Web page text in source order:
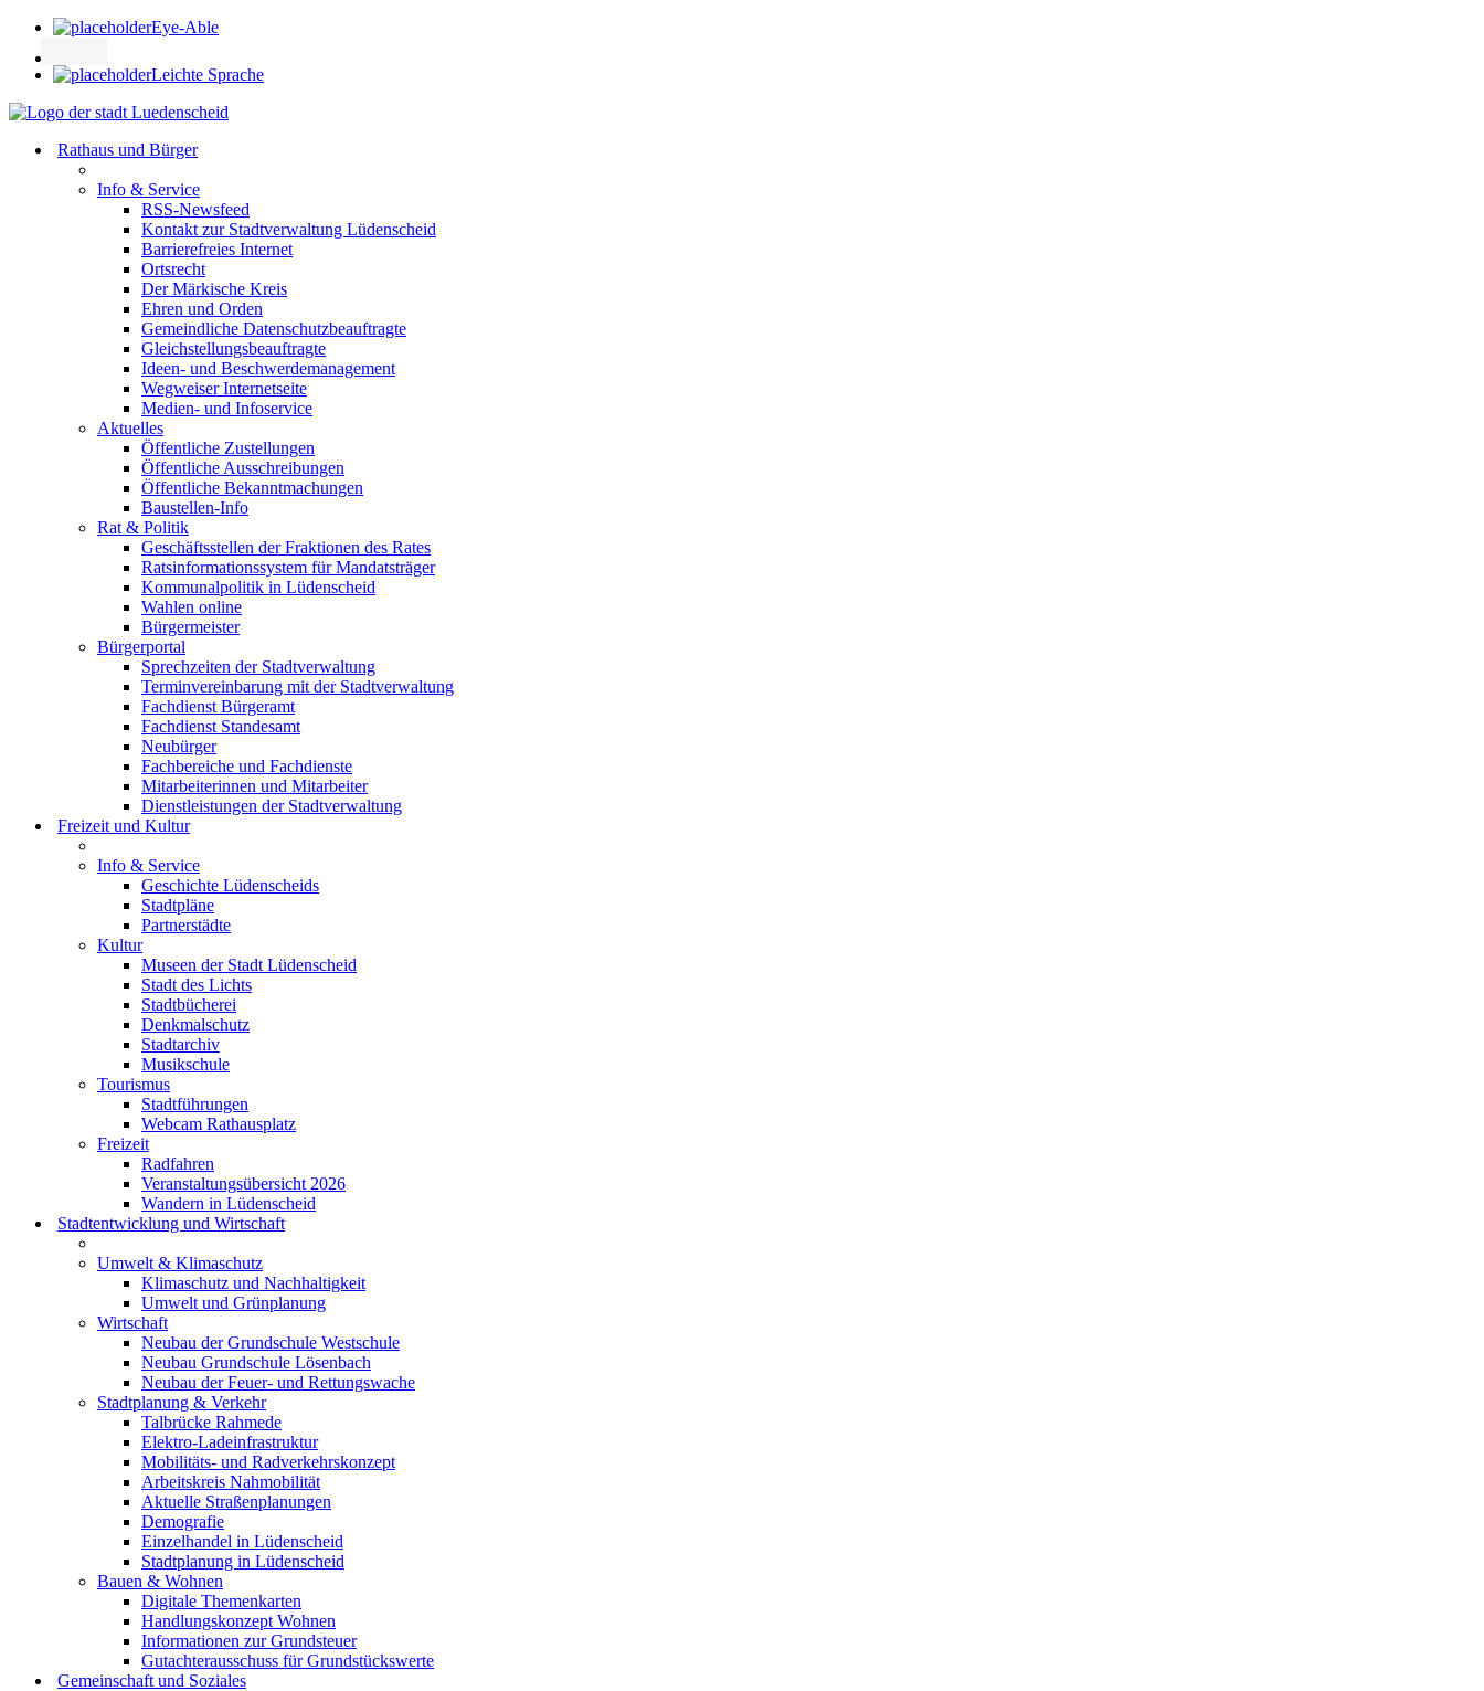
Eye-Able
Leichte Sprache
Rathaus und Bürger
Info & Service
RSS-Newsfeed
Kontakt zur Stadtverwaltung Lüdenscheid
Barrierefreies Internet
Ortsrecht
Der Märkische Kreis
Ehren und Orden
Gemeindliche Datenschutzbeauftragte
Gleichstellungsbeauftragte
Ideen- und Beschwerdemanagement
Wegweiser Internetseite
Medien- und Infoservice
Aktuelles
Öffentliche Zustellungen
Öffentliche Ausschreibungen
Öffentliche Bekanntmachungen
Baustellen-Info
Rat & Politik
Geschäftsstellen der Fraktionen des Rates
Ratsinformationssystem für Mandatsträger
Kommunalpolitik in Lüdenscheid
Wahlen online
Bürgermeister
Bürgerportal
Sprechzeiten der Stadtverwaltung
Terminvereinbarung mit der Stadtverwaltung
Fachdienst Bürgeramt
Fachdienst Standesamt
Neubürger
Fachbereiche und Fachdienste
Mitarbeiterinnen und Mitarbeiter
Dienstleistungen der Stadtverwaltung
Freizeit und Kultur
Info & Service
Geschichte Lüdenscheids
Stadtpläne
Partnerstädte
Kultur
Museen der Stadt Lüdenscheid
Stadt des Lichts
Stadtbücherei
Denkmalschutz
Stadtarchiv
Musikschule
Tourismus
Stadtführungen
Webcam Rathausplatz
Freizeit
Radfahren
Veranstaltungsübersicht 2026
Wandern in Lüdenscheid
Stadtentwicklung und Wirtschaft
Umwelt & Klimaschutz
Klimaschutz und Nachhaltigkeit
Umwelt und Grünplanung
Wirtschaft
Neubau der Grundschule Westschule
Neubau Grundschule Lösenbach
Neubau der Feuer- und Rettungswache
Stadtplanung & Verkehr
Talbrücke Rahmede
Elektro-Ladeinfrastruktur
Mobilitäts- und Radverkehrskonzept
Arbeitskreis Nahmobilität
Aktuelle Straßenplanungen
Demografie
Einzelhandel in Lüdenscheid
Stadtplanung in Lüdenscheid
Bauen & Wohnen
Digitale Themenkarten
Handlungskonzept Wohnen
Informationen zur Grundsteuer
Gutachterausschuss für Grundstückswerte
Gemeinschaft und Soziales